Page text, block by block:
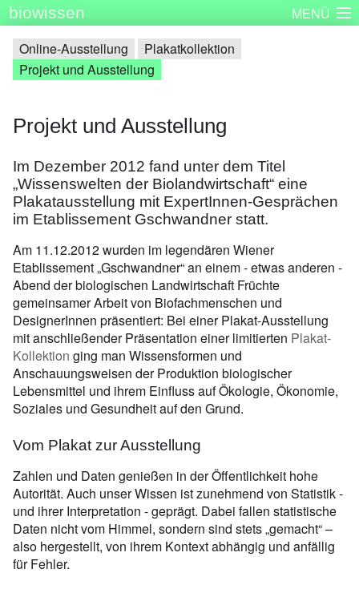
biowissen MENÜ
Startseite Skizzenbücher Plakatserie
Über biowissen Aktuell Partner
Online-Ausstellung
Plakatkollektion
Projekt und Ausstellung
Projekt und Ausstellung
Im Dezember 2012 fand unter dem Titel
„Wissenswelten der Biolandwirtschaft“ eine
Plakatausstellung mit ExpertInnen-Gesprächen
im Etablissement Gschwandner statt.
Am 11.12.2012 wurden im legendären Wiener
Etablissement „Gschwandner“ an einem - etwas anderen -
Abend der biologischen Landwirtschaft Früchte
gemeinsamer Arbeit von Biofachmenschen und
DesignerInnen präsentiert: Bei einer Plakat-Ausstellung
mit anschließender Präsentation einer limitierten Plakat-
Kollektion ging man Wissensformen und
Anschauungsweisen der Produktion biologischer
Lebensmittel und ihrem Einfluss auf Ökologie, Ökonomie,
Soziales und Gesundheit auf den Grund.
Vom Plakat zur Ausstellung
Zahlen und Daten genießen in der Öffentlichkeit hohe
Autorität. Auch unser Wissen ist zunehmend von Statistik -
und ihrer Interpretation - geprägt. Dabei fallen statistische
Daten nicht vom Himmel, sondern sind stets „gemacht“ –
also hergestellt, von ihrem Kontext abhängig und anfällig
für Fehler.